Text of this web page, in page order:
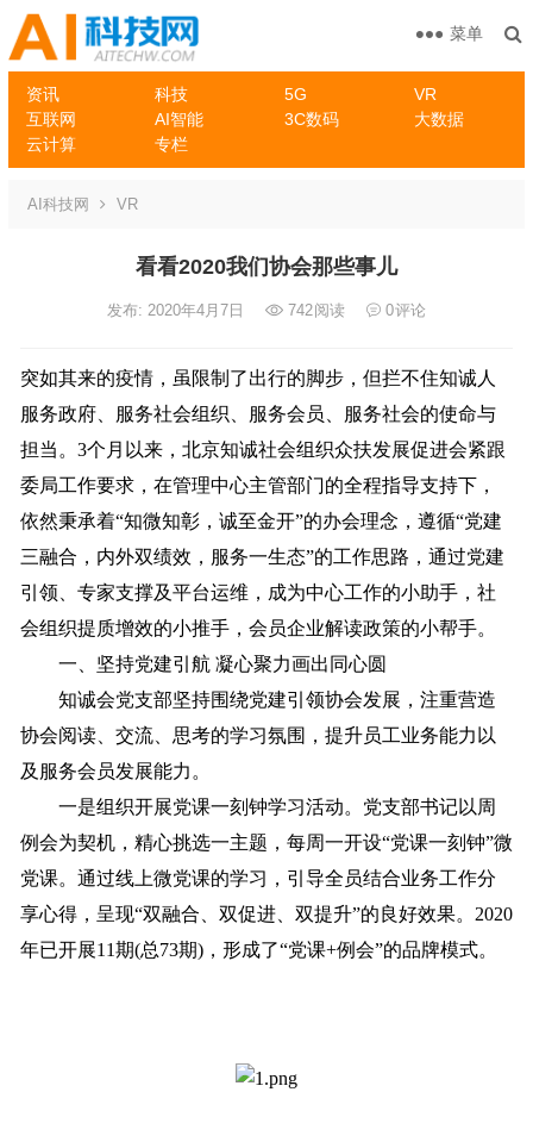
资讯 科技 5G
VR
互联网
AI智能 3C数码
大数据
云计算
专栏
菜单
AI科技网 VR
看看2020我们协会那些事儿
发布: 2020年4月7日 742阅读 0评论
突如其来的疫情，虽限制了出行的脚步，但拦不住知诚人
服务政府、服务社会组织、服务会员、服务社会的使命与
担当。3个月以来，北京知诚社会组织众扶发展促进会紧跟
委局工作要求，在管理中心主管部门的全程指导支持下，
依然秉承着“知微知彰，诚至金开”的办会理念，遵循“党建
三融合，内外双绩效，服务一生态”的工作思路，通过党建
引领、专家支撑及平台运维，成为中心工作的小助手，社
会组织提质增效的小推手，会员企业解读政策的小帮手。
一、坚持党建引航 凝心聚力画出同心圆
知诚会党支部坚持围绕党建引领协会发展，注重营造
协会阅读、交流、思考的学习氛围，提升员工业务能力以
及服务会员发展能力。
一是组织开展党课一刻钟学习活动。党支部书记以周
例会为契机，精心挑选一主题，每周一开设“党课一刻钟”微
党课。通过线上微党课的学习，引导全员结合业务工作分
享心得，呈现“双融合、双促进、双提升”的良好效果。2020
年已开展11期(总73期)，形成了“党课+例会”的品牌模式。